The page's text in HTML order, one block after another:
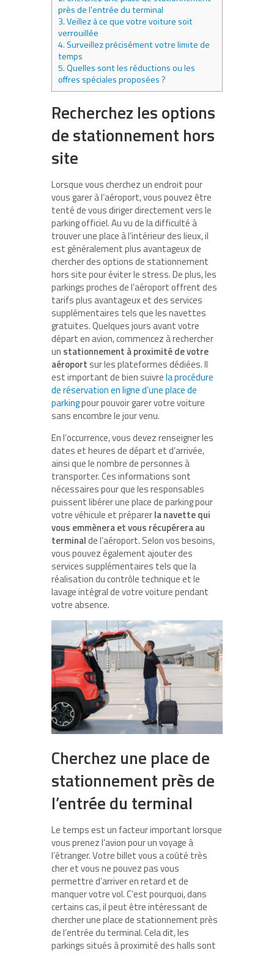
près de l’entrée du terminal
3.Veillez à ce que votre voiture soit
verrouillée
4.Surveillez précisément votre limite de
temps
5.Quelles sont les réductions ou les
offres spéciales proposées ?
Recherchez les options
de stationnement hors
site
Lorsque vous cherchez un endroit pour
vous garer à l’aéroport, vous pouvez être
tenté de vous diriger directement vers le
parking officiel. Au vu de la difficulté à
trouver une place à l’intérieur des lieux, il
est généralement plus avantageux de
chercher des options de stationnement
hors site pour éviter le stress. De plus, les
parkings proches de l’aéroport offrent des
tarifs plus avantageux et des services
supplémentaires tels que les navettes
gratuites. Quelques jours avant votre
départ en avion, commencez à rechercher
un stationnement à proximité de votre
aéroport sur les plateformes dédiées. Il
est important de bien suivrela procédure
de réservation en ligne d’une place de
parkingpour pouvoir garer votre voiture
sans encombre le jour venu.
En l’occurrence, vous devez renseigner les
dates et heures de départ et d’arrivée,
ainsi que le nombre de personnes à
transporter. Ces informations sont
nécessaires pour que les responsables
puissent libérer une place de parking pour
votre véhicule et préparerla navette qui
vous emmènera et vous récupérera au
terminalde l’aéroport. Selon vos besoins,
vous pouvez également ajouter des
services supplémentaires tels que la
réalisation du contrôle technique et le
lavage intégral de votre voiture pendant
votre absence.
Cherchez une place de
stationnement près de
l’entrée du terminal
Le temps est un facteur important lorsque
vous prenez l’avion pour un voyage à
l’étranger. Votre billet vous a coûté très
cher et vous ne pouvez pas vous
permettre d’arriver en retard et de
manquer votre vol. C’est pourquoi, dans
certains cas, il peut être intéressant de
chercher une place de stationnement près
de l’entrée du terminal. Cela dit, les
parkings situés à proximité des halls sont